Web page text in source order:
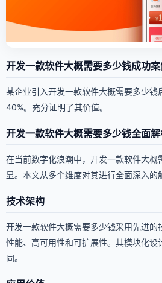
开发一款软件大概需要多少钱成功案
某企业引入开发一款软件大概需要多少钱
40%。充分证明了其价值。
开发一款软件大概需要多少钱全面
在当前数字化浪潮中，开发一款软件大概
显。本文从多个维度对其进行全面深入的
技术架构
开发一款软件大概需要多少钱采用先进的
性能、高可用性和可扩展性。其模块化设
同。